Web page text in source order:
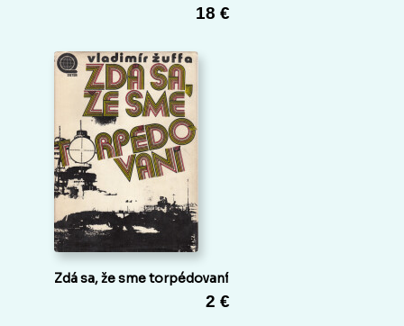
18 €
Zdá sa, že sme torpédovaní
2 €